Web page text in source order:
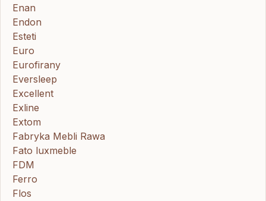
Enan
Endon
Esteti
Euro
Eurofirany
Eversleep
Excellent
Exline
Extom
Fabryka Mebli Rawa
Fato luxmeble
FDM
Ferro
Flos